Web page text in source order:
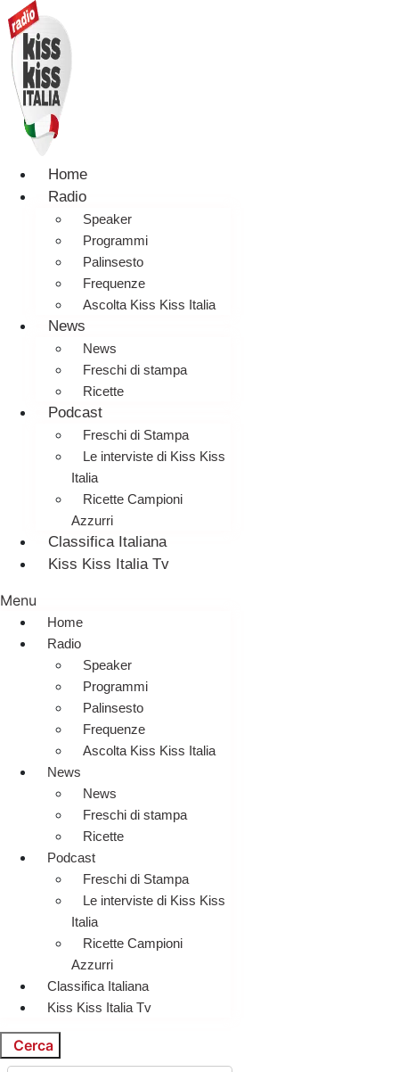
Home
Radio
Speaker
Programmi
Palinsesto
Frequenze
Ascolta Kiss Kiss Italia
News
News
Freschi di stampa
Ricette
Podcast
Freschi di Stampa
Le interviste di Kiss Kiss
Italia
Ricette Campioni
Azzurri
Classifica Italiana
Kiss Kiss Italia Tv
Menu
Home
Radio
Speaker
Programmi
Palinsesto
Frequenze
Ascolta Kiss Kiss Italia
News
News
Freschi di stampa
Ricette
Podcast
Freschi di Stampa
Le interviste di Kiss Kiss
Italia
Ricette Campioni
Azzurri
Classifica Italiana
Kiss Kiss Italia Tv
Cerca